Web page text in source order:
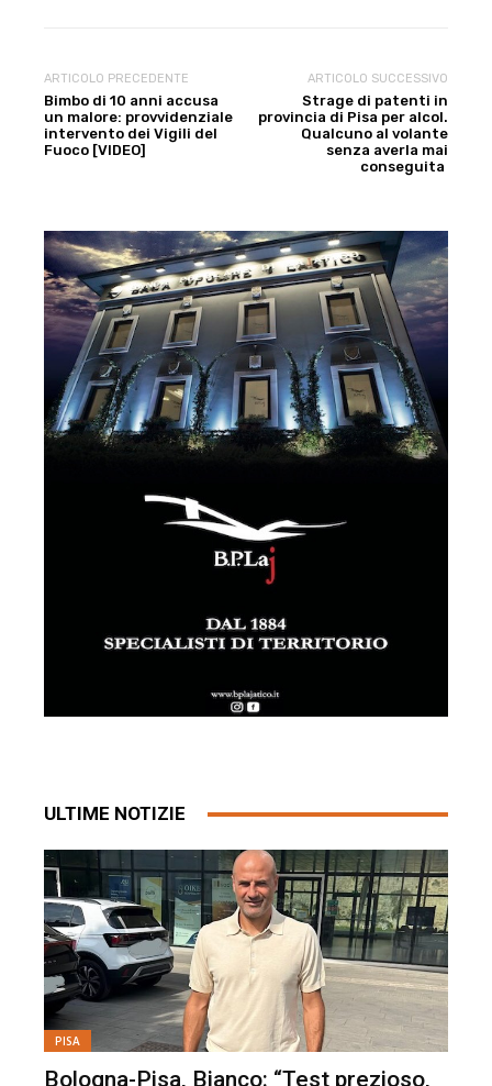
ARTICOLO PRECEDENTE
Bimbo di 10 anni accusa
un malore: provvidenziale
intervento dei Vigili del
Fuoco [VIDEO]
ARTICOLO SUCCESSIVO
Strage di patenti in
provincia di Pisa per alcol.
Qualcuno al volante
senza averla mai
conseguita
ULTIME NOTIZIE
PISA
Bologna-Pisa, Bianco: “Test prezioso,